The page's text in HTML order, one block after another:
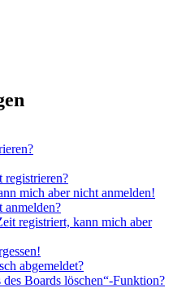
registrieren?
mich aber nicht anmelden!
anmelden?
registriert, kann mich aber
abgemeldet?
Boards löschen“-Funktion?